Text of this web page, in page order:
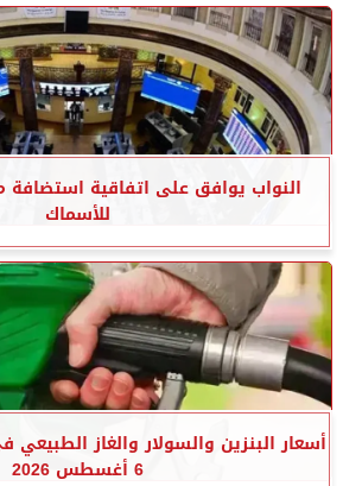
النواب يوافق على اتفاقية استضافة
للأسماك
أسعار البنزين والسولار والغاز
6 أغسطس 2026